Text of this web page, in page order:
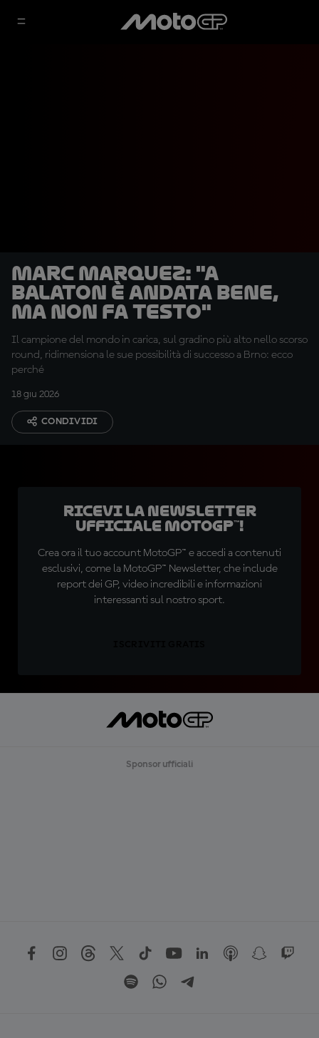
Marc Marquez: "A
Balaton è andata bene,
ma non fa testo"
Il campione del mondo in carica, sul gradino più alto nello scorso
round, ridimensiona le sue possibilità di successo a Brno: ecco
perché
18 giu 2026
CONDIVIDI
Ricevi la newsletter
ufficiale MotoGP™!
Crea ora il tuo account MotoGP™ e accedi a contenuti
esclusivi, come la MotoGP™ Newsletter, che include
report dei GP, video incredibili e informazioni
interessanti sul nostro sport.
Sponsor ufficiali